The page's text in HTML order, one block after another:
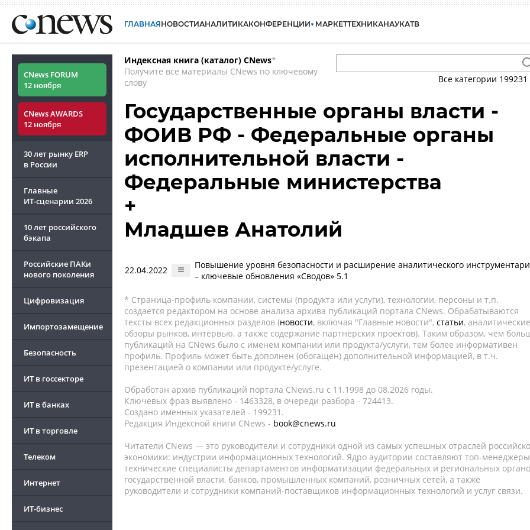
ГЛАВНАЯНОВОСТИАНАЛИТИКАКОНФЕРЕНЦИИ МАРКЕТТЕХНИКАНАУКАТВ
CNews FORUM
12 ноября
CNews AWARDS
12 ноября
30 лет рынку ERP
в России
Главные
ИТ-сценарии 2026
10 лет российского
бэкапа
Российские ПАКи
нового поколения
Цифровизация
Импортозамещение
Безопасность
ИТ в госсекторе
ИТ в банках
ИТ в торговле
Телеком
Интернет
ИТ-бизнес
Индексная книга (каталог) CNews*
Получите все материалы CNews по ключевому
слову
Все категории 199231
Государственные органы власти -
ФОИВ РФ - Федеральные органы
исполнительной власти -
Федеральные министерства
+
Младшев Анатолий
22.04.2022
Повышение уровня безопасности и расширение аналитического
– ключевые обновления «Сводов» 5.1
* Страница-профиль компании, системы (продукта или услуги), технологии, персоны и т.п.
создается редактором на основе анализа архива публикаций портала CNews. Обрабатываются
тексты всех редакционных разделов (новости, включая "Главные новости", статьи, аналитические
обзоры рынков, интервью, а также содержание партнёрских проектов). Таким образом, чем
публикаций на CNews было с именем компании или продукта/услуги, тем более информативен
профиль. Профиль может быть дополнен (обогащен) дополнительной информацией, в т.ч.
презентацией о компании или продукте/услуге.
Обработан архив публикаций портала CNews.ru c 11.1998 до 08.2026 годы.
Ключевых фраз выявлено - 1463328, в очереди разбора - 724413.
Создано именных указателей - 199231.
Редакция Индексной книги CNews - book@cnews.ru
Читатели CNews — это руководители и сотрудники одной из самых успешных отраслей
экономики: индустрии информационных технологий. Ядро аудитории составляют топ-
технические специалисты департаментов информатизации федеральных и региональных
государственной власти, банков, промышленных компаний, розничных сетей, а также
руководители и сотрудники компаний-поставщиков информационных технологий и услуг связи.